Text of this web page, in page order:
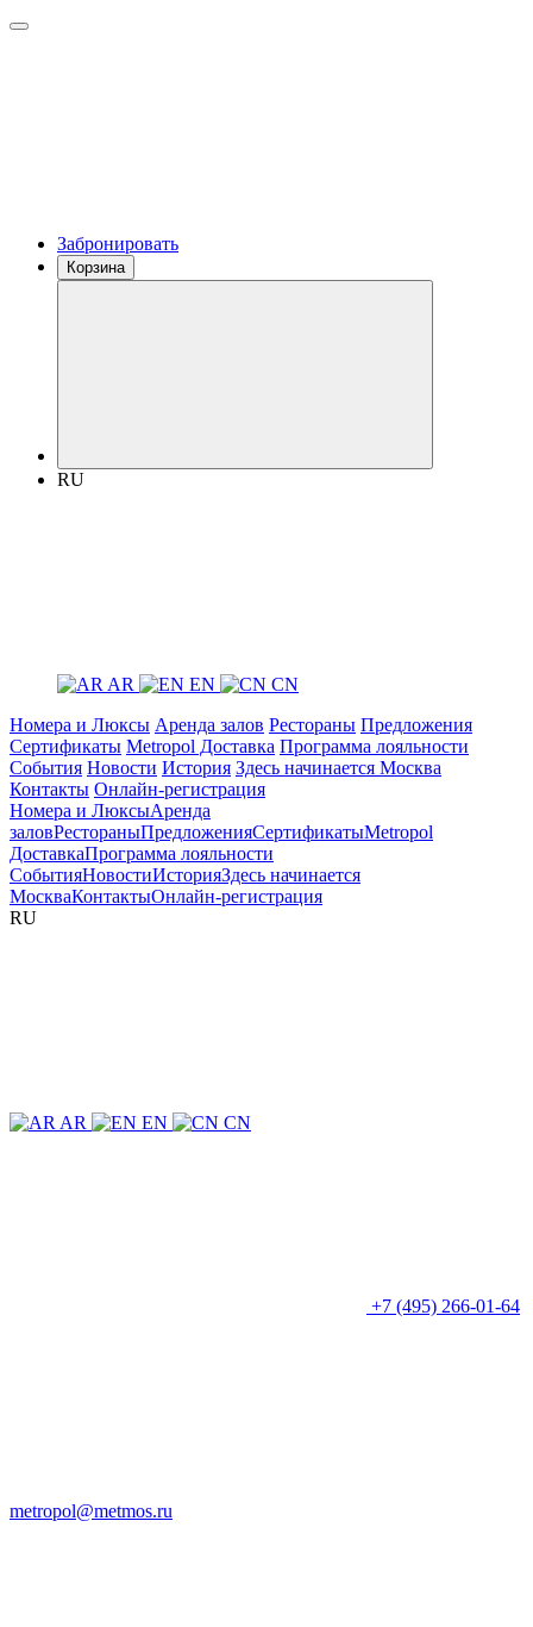
Забронировать
Корзина
RU
AR EN
CN
Номера и Люксы Аренда залов Рестораны Предложения
Сертификаты Metropol Доставка Программа лояльности
События Новости История Здесь начинается Москва
Контакты Онлайн-регистрация
Номера и ЛюксыАренда
заловРестораныПредложенияСертификатыMetropol
ДоставкаПрограмма лояльности
СобытияНовостиИсторияЗдесь начинается
МоскваКонтактыОнлайн-регистрация
RU
AR EN CN
+7 (495) 266-01-64
metropol@metmos.ru